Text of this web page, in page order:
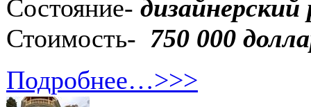
Состояние-
Стоимость- 750 000
Подробнее…>>>